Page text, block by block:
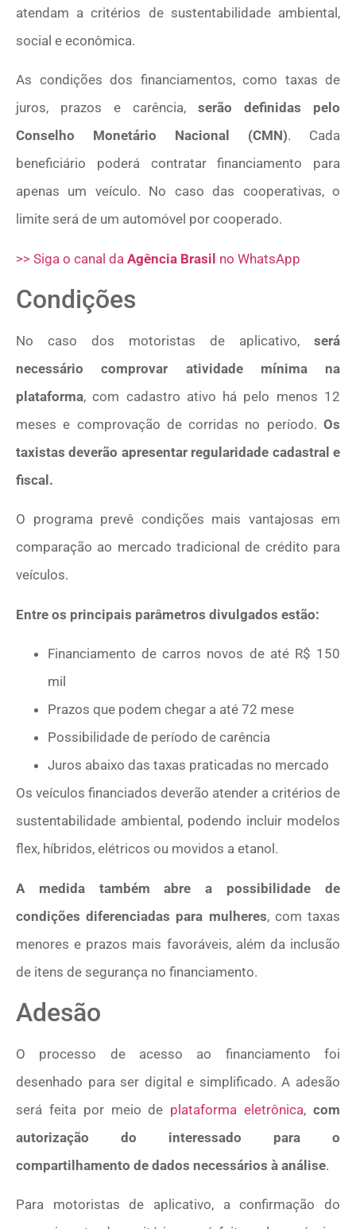
atendam a critérios de sustentabilidade ambiental,
social e econômica.
As condições dos financiamentos, como taxas de
juros, prazos e carência, serão definidas pelo
Conselho Monetário Nacional (CMN). Cada
beneficiário poderá contratar financiamento para
apenas um veículo. No caso das cooperativas, o
limite será de um automóvel por cooperado.
>> Siga o canal da Agência Brasil no WhatsApp
Condições
No caso dos motoristas de aplicativo, será
necessário comprovar atividade mínima na
plataforma, com cadastro ativo há pelo menos 12
meses e comprovação de corridas no período. Os
taxistas deverão apresentar regularidade cadastral e
fiscal.
O programa prevê condições mais vantajosas em
comparação ao mercado tradicional de crédito para
veículos.
Entre os principais parâmetros divulgados estão:
Financiamento de carros novos de até R$ 150
mil
Prazos que podem chegar a até 72 mese
Possibilidade de período de carência
Juros abaixo das taxas praticadas no mercado
Os veículos financiados deverão atender a critérios de
sustentabilidade ambiental, podendo incluir modelos
flex, híbridos, elétricos ou movidos a etanol.
A medida também abre a possibilidade de
condições diferenciadas para mulheres, com taxas
menores e prazos mais favoráveis, além da inclusão
de itens de segurança no financiamento.
Adesão
O processo de acesso ao financiamento foi
desenhado para ser digital e simplificado. A adesão
será feita por meio de plataforma eletrônica,com
autorização do interessado para o
compartilhamento de dados necessários à análise.
Para motoristas de aplicativo, a confirmação do